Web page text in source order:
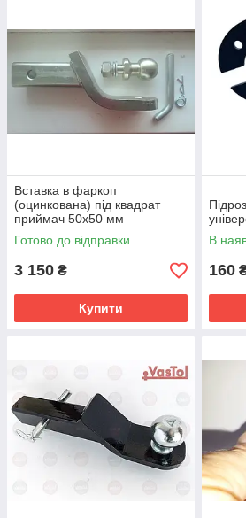
Вставка в фаркоп
(оцинкована) під квадрат
приймач 50х50 мм
Готово до відправки
3 150 ₴
Купити
В
160